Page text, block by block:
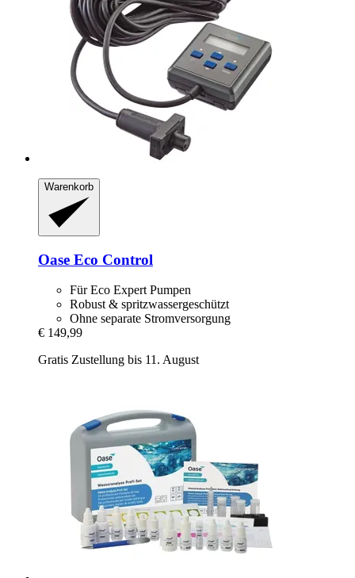
Warenkorb
Oase Eco Control
Für Eco Expert Pumpen
Robust & spritzwassergeschützt
Ohne separate Stromversorgung
€ 149,99
Gratis Zustellung bis 11. August